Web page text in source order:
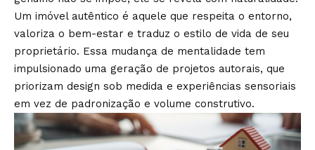
Um imóvel autêntico é aquele que respeita o entorno,
valoriza o bem-estar e traduz o estilo de vida de seu
proprietário. Essa mudança de mentalidade tem
impulsionado uma geração de projetos autorais, que
priorizam design sob medida e experiências sensoriais
em vez de padronização e volume construtivo.